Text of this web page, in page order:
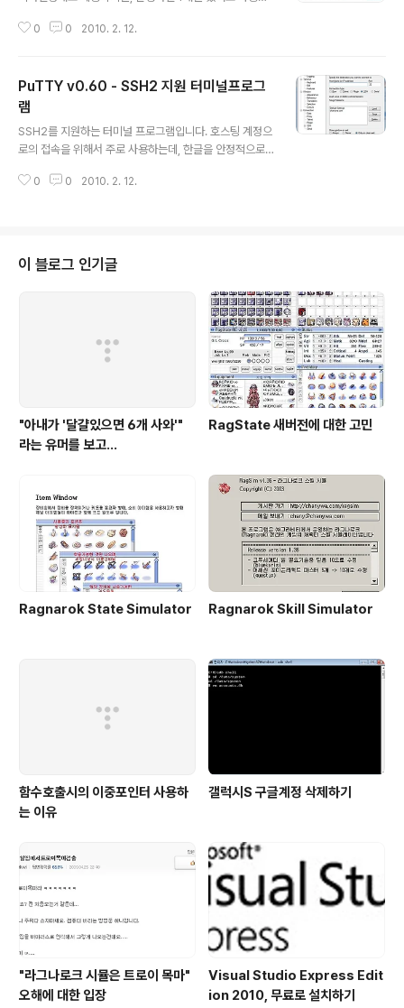
리고, 파일이 크더라도 속도저하없이 빠르게 편집이 가능
거의 느낄 수 없었습니다.
0 0 2010. 2. 12.
PuTTY v0.60 - SSH2 지원 터미널프로그
램
SSH2를 지원하는 터미널 프로그램입니다. 호스팅 계정으
로의 접속을 위해서 주로 사용하는데, 한글을 안정적으로
않네요. 별도의 설치작업없이 실행파일 한개로만 존재합니
0 0 2010. 2. 12.
이 블로그 인기글
"아내가 '달걀있으면 6개 사와'"
라는 유머를 보고...
RagState 새버전에 대한 고민
Ragnarok State Simulator Ragnarok Skill Simulator
함수호출시의 이중포인터 사용하
는 이유
갤럭시S 구글계정 삭제하기
"라그나로크 시뮬은 트로이 목마"
오해에 대한 입장
Visual Studio Express Edit
ion 2010, 무료로 설치하기